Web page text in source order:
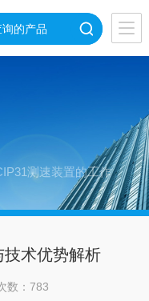
测速装置的工作
技术优势解析
数：783